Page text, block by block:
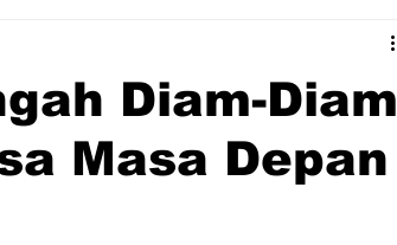
Diam-Diam
Masa Depan